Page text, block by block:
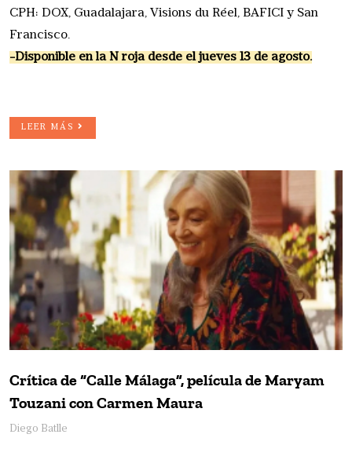
CPH: DOX, Guadalajara, Visions du Réel, BAFICI y San
Francisco.
-Disponible en la N roja desde el jueves 13 de agosto.
LEER MÁS
Crítica de “Calle Málaga”, película de Maryam
Touzani con Carmen Maura
Diego Batlle